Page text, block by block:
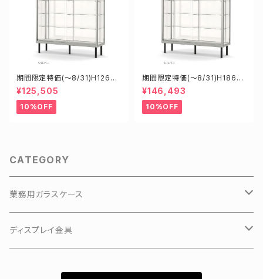
期間限定特価(～8/31)H12605
S W1200D600H1500mm 新
型業務用ガラスケース ショーケ
ース
¥125,505
10%OFF
期間限定特価(～8/31)H18602
S W1800D600H1200mm 新
型業務用ガラスケース ショーケ
ース
¥146,493
10%OFF
CATEGORY
業務用ガラスケース
KKKアルミアップケース
ディスプレイ金具